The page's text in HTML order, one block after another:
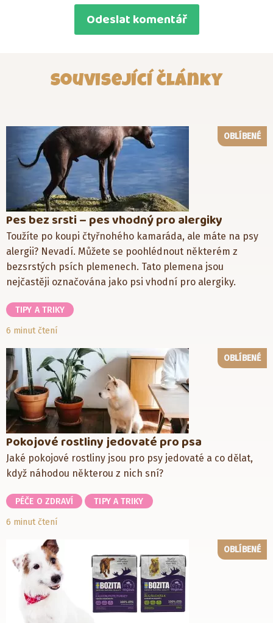
Související články
OBLÍBENÉ
Pes bez srsti – pes vhodný pro alergiky
Toužíte po koupi čtyřnohého kamaráda, ale máte na psy
alergii? Nevadí. Můžete se poohlédnout některém z
bezsrstých psích plemenech. Tato plemena jsou
nejčastěji označována jako psi vhodní pro alergiky.
TIPY A TRIKY
6 minut čtení
OBLÍBENÉ
Pokojové rostliny jedovaté pro psa
Jaké pokojové rostliny jsou pro psy jedovaté a co dělat,
když náhodou některou z nich sní?
PÉČE O ZDRAVÍ
TIPY A TRIKY
6 minut čtení
OBLÍBENÉ